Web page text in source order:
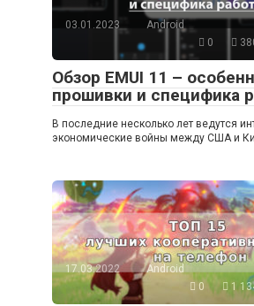
03.01.2023
Android
0
Обзор EMUI 11 –
прошивки и специфика
В последние несколько лет ведутся
экономические войны между США и
17.03.2022
Android
0
1